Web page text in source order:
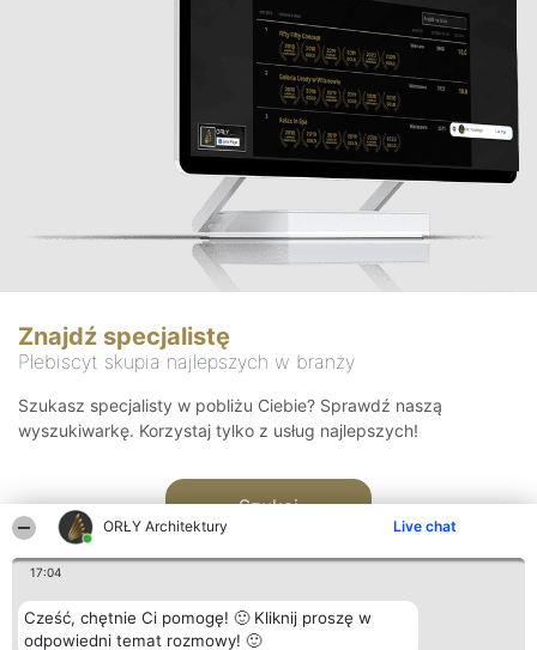
ORŁY Architektury Live chat
17:04
Cześć, chętnie Ci pomogę! 🙂 Kliknij proszę w
odpowiedni temat rozmowy! 🙂
Znajdź specjalistę
Plebiscyt skupia najlepszych w branży
Szukasz specjalisty w pobliżu Ciebie? Sprawdź naszą
wyszukiwarkę. Korzystaj tylko z usług najlepszych!
Szukaj